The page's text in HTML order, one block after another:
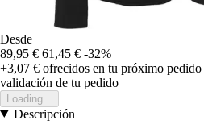
Desde
89,95 € 61,45 € -32%
+3,07 € ofrecidos en tu próximo pedido
validación de tu pedido
Loading...
Descripción